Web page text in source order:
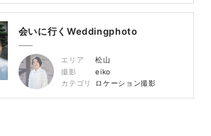
会いに行くWeddingphoto
エリア
松山
撮影
eiko
カテゴリ
ロケーション撮影